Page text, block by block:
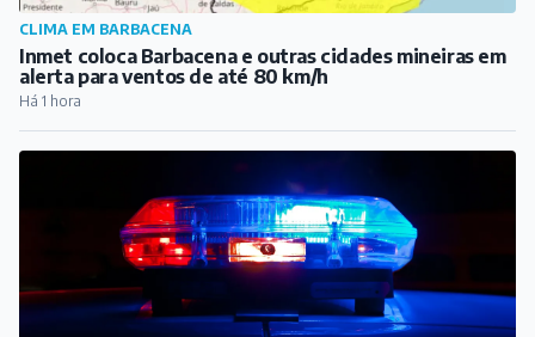
COTIDIANO
Venda de celulares termina com homem baleado em
Conselheiro Lafaiete
Há 1 hora